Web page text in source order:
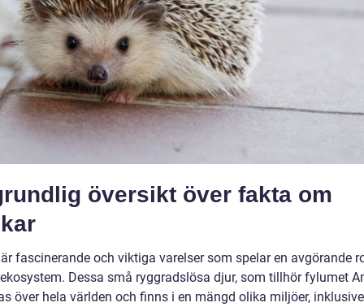
översikt över fakta om
fascinerande och viktiga varelser som spelar en avgörande
Dessa små ryggradslösa djur, som tillhör fylumet
över hela världen och finns i en mängd olika miljöer,